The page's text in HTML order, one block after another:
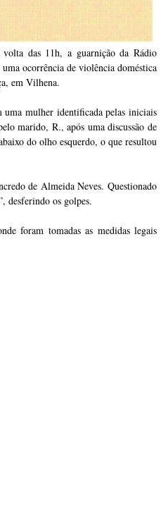
das 11h, a guarnição da Rádio
ocorrência de violência doméstica
em Vilhena.
mulher identificada pelas iniciais
marido, R., após uma discussão de
do olho esquerdo, o que resultou
de Almeida Neves. Questionado
desferindo os golpes.
foram tomadas as medidas legais